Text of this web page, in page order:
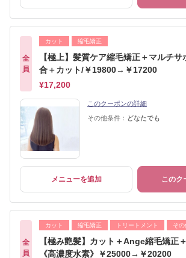
全
員
カット 縮毛矯正
【極上】髪質ケア縮毛矯正＋マルチサ
合＋カット/￥19800→￥17200
¥17,200
このクーポンの詳細
その他条件： どなたでも
メニューを追加 このク
全
員
カット 縮毛矯正 トリートメント その
【極み艶髪】カット＋Ange縮毛矯正
《高濃度水素》￥25000→￥20200